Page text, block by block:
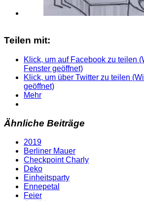
Teilen mit:
Klick, um auf Facebook zu teilen
Fenster geöffnet)
Klick, um über Twitter zu teilen
geöffnet)
Mehr
Ähnliche Beiträge
2019
Berliner Mauer
Checkpoint Charly
Deko
Einheitsparty
Ennepetal
Feier